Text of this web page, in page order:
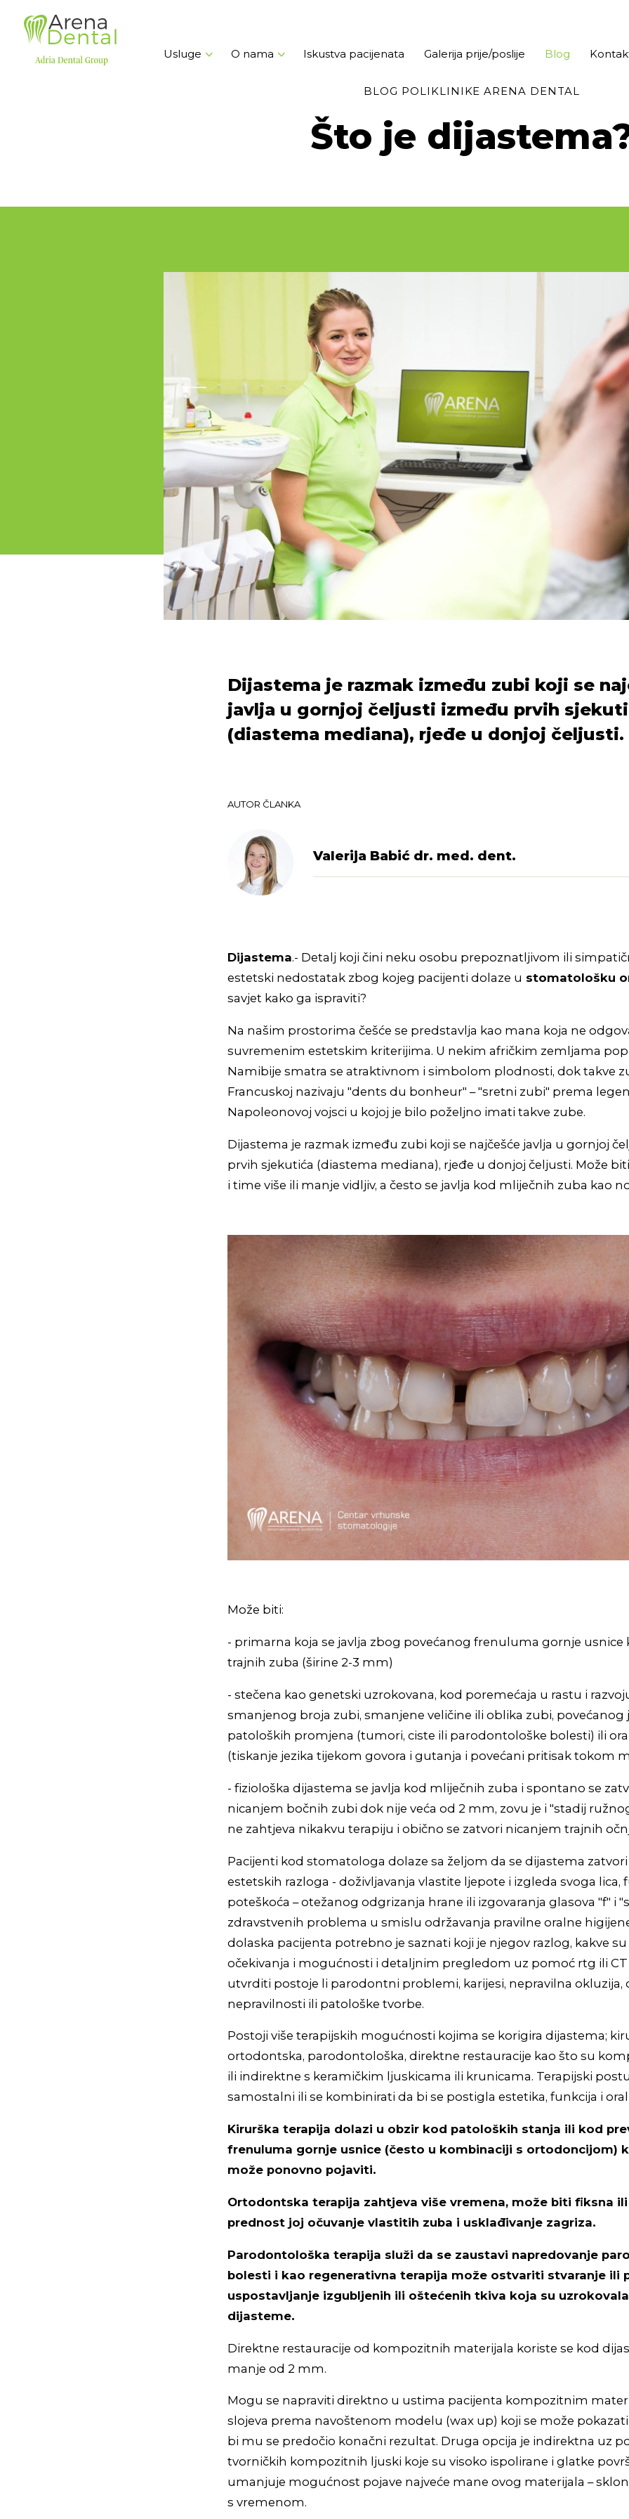
Usluge O nama Iskustva pacijenata Galerija prije/poslije Blog
BLOG POLIKLINIKE ARENA DENTAL
Što je
Dijastema je razmak između zubi koji se
javlja u gornjoj čeljusti između prvih
(diastema mediana), rjeđe u donjoj čeljusti.
AUTOR ČLANKA
Valerija Babić dr. med. dent.
Dijastema.- Detalj koji čini neku osobu prepoznatljivom ili
estetski nedostatak zbog kojeg pacijenti dolaze u stomatološku
savjet kako ga ispraviti?
Na našim prostorima češće se predstavlja kao mana koja ne
suvremenim estetskim kriterijima. U nekim afričkim zemljama
Namibije smatra se atraktivnom i simbolom plodnosti, dok takve
Francuskoj nazivaju "dents du bonheur" – "sretni zubi" prema
Napoleonovoj vojsci u kojoj je bilo poželjno imati takve zube.
Dijastema je razmak između zubi koji se najčešće javlja u gornjoj
prvih sjekutića (diastema mediana), rjeđe u donjoj čeljusti. Može
i time više ili manje vidljiv, a često se javlja kod mliječnih zuba kao
Može biti:
- primarna koja se javlja zbog povećanog frenuluma gornje usnice
trajnih zuba (širine 2-3 mm)
- stečena kao genetski uzrokovana, kod poremećaja u rastu i
smanjenog broja zubi, smanjene veličine ili oblika zubi, povećanog
patoloških promjena (tumori, ciste ili parodontološke bolesti) ili
(tiskanje jezika tijekom govora i gutanja i povećani pritisak tokom
- fiziološka dijastema se javlja kod mliječnih zuba i spontano se
nicanjem bočnih zubi dok nije veća od 2 mm, zovu je i "stadij
ne zahtjeva nikakvu terapiju i obično se zatvori nicanjem trajnih
Pacijenti kod stomatologa dolaze sa željom da se dijastema
estetskih razloga - doživljavanja vlastite ljepote i izgleda svoga lica,
poteškoća – otežanog odgrizanja hrane ili izgovaranja glasova "f" i
zdravstvenih problema u smislu održavanja pravilne oralne
dolaska pacijenta potrebno je saznati koji je njegov razlog, kakve
očekivanja i mogućnosti i detaljnim pregledom uz pomoć rtg ili
utvrditi postoje li parodontni problemi, karijesi, nepravilna okluzija,
nepravilnosti ili patološke tvorbe.
Postoji više terapijskih mogućnosti kojima se korigira dijastema;
ortodontska, parodontološka, direktne restauracije kao što su
ili indirektne s keramičkim ljuskicama ili krunicama. Terapijski
samostalni ili se kombinirati da bi se postigla estetika, funkcija i
Kirurška terapija dolazi u obzir kod patoloških stanja ili kod
frenuluma gornje usnice (često u kombinaciji s ortodoncijom)
može ponovno pojaviti.
Ortodontska terapija zahtjeva više vremena, može biti fiksna
prednost joj očuvanje vlastitih zuba i usklađivanje zagriza.
Parodontološka terapija služi da se zaustavi napredovanje
bolesti i kao regenerativna terapija može ostvariti stvaranje ili
uspostavljanje izgubljenih ili oštećenih tkiva koja su
dijasteme.
Direktne restauracije od kompozitnih materijala koriste se kod
manje od 2 mm.
Mogu se napraviti direktno u ustima pacijenta kompozitnim
slojeva prema navoštenom modelu (wax up) koji se može
bi mu se predočio konačni rezultat. Druga opcija je indirektna uz
tvorničkih kompozitnih ljuski koje su visoko ispolirane i glatke
umanjuje mogućnost pojave najveće mane ovog materijala –
s vremenom.